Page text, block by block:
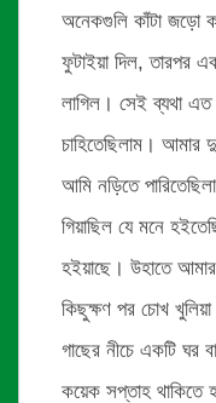
অনেকগুলি কাঁটা জড়ো
ফুটাইয়া দিল, তারপর
লাগিল। সেই ব্যথা এত
চাহিতেছিলাম। আমার
আমি নড়িতে
গিয়াছিল যে মনে
হইয়াছে। উহাতে আমার
কিছুক্ষণ পর চোখ খুলিয়া
গাছের নীচে একটি ঘর
কয়েক সপ্তাহ